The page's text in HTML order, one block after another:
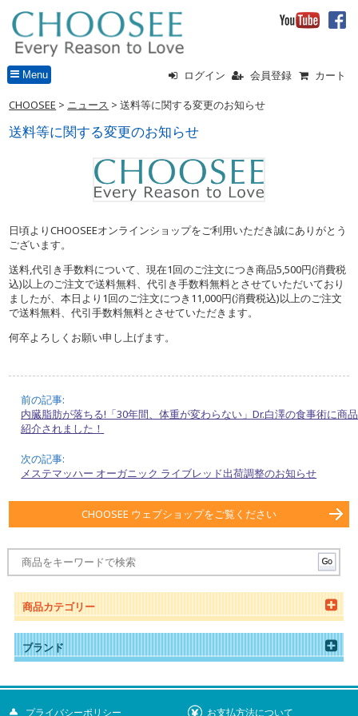
ログイン 会員登録 カート
Menu
CHOOSEE > ニュース >送料等に関する変更のお知らせ
送料等に関する変更のお知らせ
日頃よりCHOOSEEオンラインショップをご利用いただき誠にありがとう
ございます。
送料,代引き手数料について、現在1回のご注文につき商品5,500円(消費税
込)以上のご注文で送料無料、代引き手数料無料とさせていただいており
ましたが、本日より1回のご注文につき11,000円(消費税込)以上のご注文
で送料無料、代引手数料無料とさせていただきます。
何卒よろしくお願い申し上げます。
前の記事:
内臓脂肪が落ちる!「30年間、体重が変わらない」Dr.白澤の食事術に商品
紹介されました！
次の記事:
メステマッハー オーガニック ライブレッド出荷調整のお知らせ
CHOOSEE ウェブショップをご覧ください
商品カテゴリー
ブランド
プライバシーポリシー お支払方法について